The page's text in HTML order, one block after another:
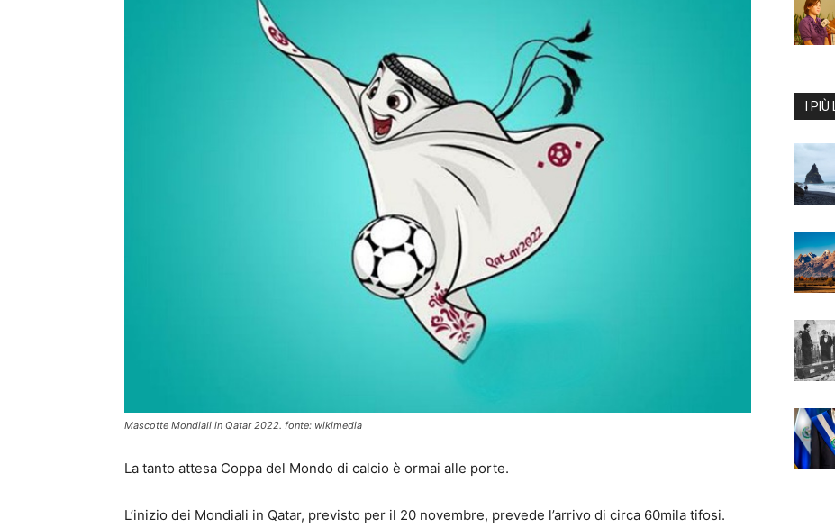
Mascotte Mondiali in Qatar 2022. fonte: wikimedia
La tanto attesa Coppa del Mondo di calcio è ormai alle porte.
L’inizio dei Mondiali in Qatar, previsto per il 20 novembre, prevede l’arrivo di circa 60mila tifosi.
I